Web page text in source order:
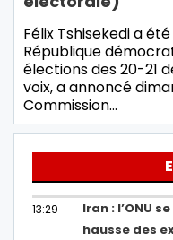
Félix Tshisekedi a
République
élections des 20-21
voix, a annoncé
Commission…
13:29
Iran : l’ONU
hausse des